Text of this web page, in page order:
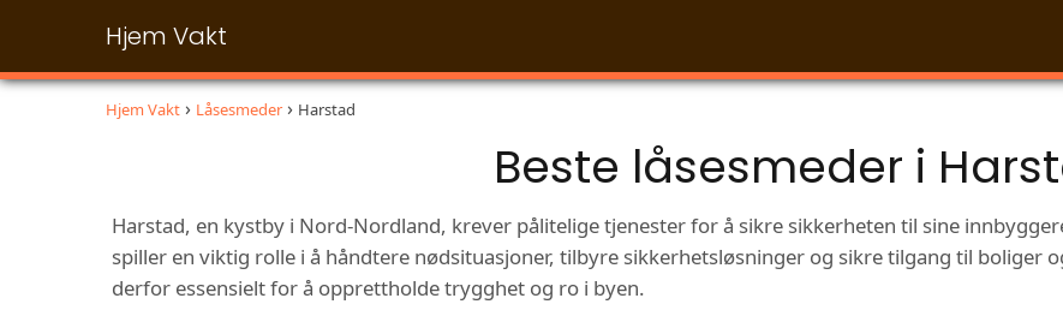
Hjem Vakt
Hjem Vakt Låsesmeder Harstad
Beste låsesmeder i
Harstad, en kystby i Nord-Nordland, krever pålitelige tjenester for å sikre sikkerheten til sine
spiller en viktig rolle i å håndtere nødsituasjoner, tilbyre sikkerhetsløsninger og sikre tilgang til boliger
derfor essensielt for å opprettholde trygghet og ro i byen.